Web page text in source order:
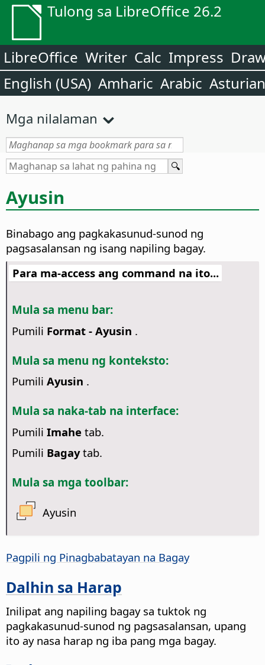
Tulong sa LibreOffice 26.2
LibreOffice Writer Calc Impress
English (USA) Amharic Arabic Asturian
Mga nilalaman
Ayusin
Binabago ang pagkakasunud-sunod ng
pagsasalansan ng isang napiling bagay.
Para ma-access ang command na ito...
Mula sa menu bar:
Pumili Format - Ayusin .
Mula sa menu ng konteksto:
Pumili Ayusin .
Mula sa naka-tab na interface:
Pumili Imahe tab.
Pumili Bagaytab.
Mula sa mga toolbar:
Ayusin
Pagpili ng Pinagbabatayan na Bagay
Dalhin sa Harap
Inilipat ang napiling bagay sa tuktok ng
pagkakasunud-sunod ng pagsasalansan, upang
ito ay nasa harap ng iba pang mga bagay.